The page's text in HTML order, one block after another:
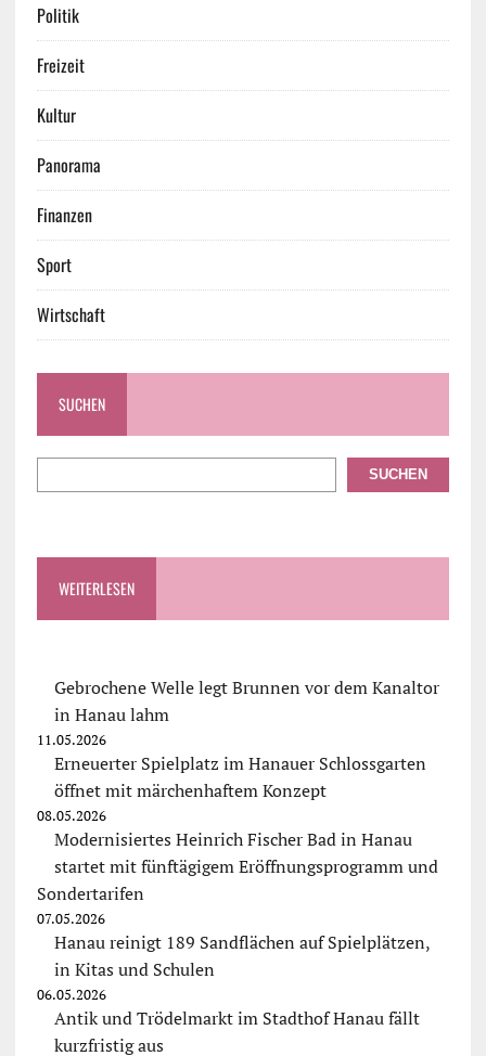
Politik
Freizeit
Kultur
Panorama
Finanzen
Sport
Wirtschaft
SUCHEN
SUCHEN
WEITERLESEN
Gebrochene Welle legt Brunnen vor dem Kanaltor
in Hanau lahm
11.05.2026
Erneuerter Spielplatz im Hanauer Schlossgarten
öffnet mit märchenhaftem Konzept
08.05.2026
Modernisiertes Heinrich Fischer Bad in Hanau
startet mit fünftägigem Eröffnungsprogramm und
Sondertarifen
07.05.2026
Hanau reinigt 189 Sandflächen auf Spielplätzen,
in Kitas und Schulen
06.05.2026
Antik und Trödelmarkt im Stadthof Hanau fällt
kurzfristig aus